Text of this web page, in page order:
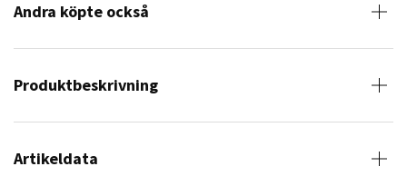
Andra köpte också
Produktbeskrivning
Artikeldata